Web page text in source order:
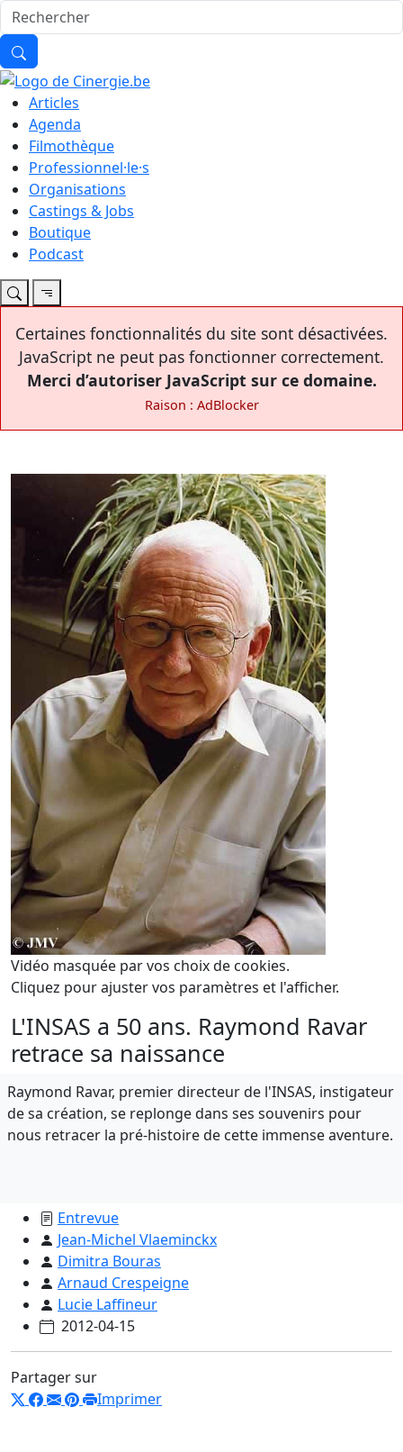
Articles
Agenda
Filmothèque
Professionnel·le·s
Organisations
Castings & Jobs
Boutique
Podcast
Certaines fonctionnalités du site sont désactivées.
JavaScript ne peut pas fonctionner correctement.
Merci d’autoriser JavaScript sur ce domaine.
Raison : AdBlocker
Vidéo masquée par vos choix de cookies.
Cliquez pour ajuster vos paramètres et l'afficher.
L'INSAS a 50 ans. Raymond Ravar
retrace sa naissance
Raymond Ravar, premier directeur de l'INSAS, instigateur
de sa création, se replonge dans ses souvenirs pour
nous retracer la pré-histoire de cette immense aventure.
Entrevue
Jean-Michel Vlaeminckx
Dimitra Bouras
Arnaud Crespeigne
Lucie Laffineur
2012-04-15
Partager sur
Imprimer